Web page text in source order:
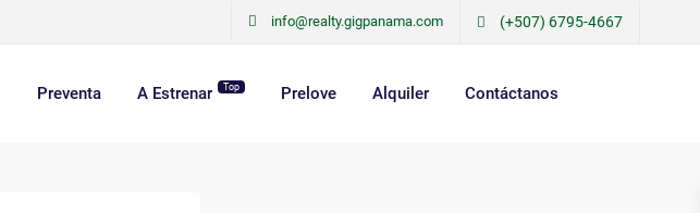
info@realty.gigpanama.com (+507) 6795-4667
Preventa A Estrenar Top Prelove Alquiler Contáctanos